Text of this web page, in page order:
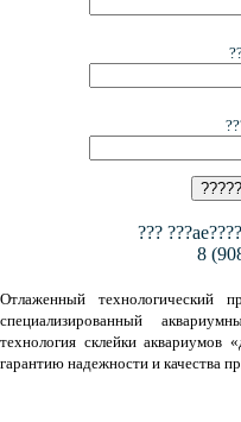
???
8
Отлаженный технологический
специализированный
технология склейки аквариумов
гарантию надежности и качества